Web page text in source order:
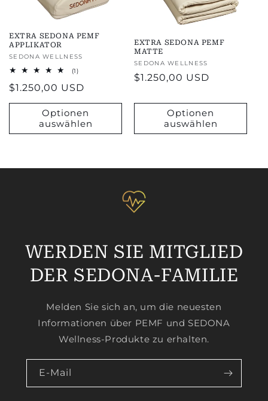
EXTRA SEDONA PEMF
APPLIKATOR
Anbieter:
SEDONA WELLNESS
(1)1
insgesamt
Regulärer
Preis
$1.250,00 USD
Optionen
auswählen
EXTRA SEDONA PEMF
MATTE
Anbieter:
SEDONA WELLNESS
Regulärer
$1.250,00 USD
Optionen
auswählen
WERDEN SIE MITGLIED
DER SEDONA-FAMILIE
Melden Sie sich an, um die neuesten
Informationen über PEMF und SEDONA
Wellness-Produkte zu erhalten.
E-Mail